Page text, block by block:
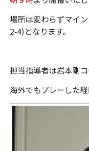
場所は変わらずマイ
2-4)となります。
担当指導者は岩本剛コ
海外でもプレーした経